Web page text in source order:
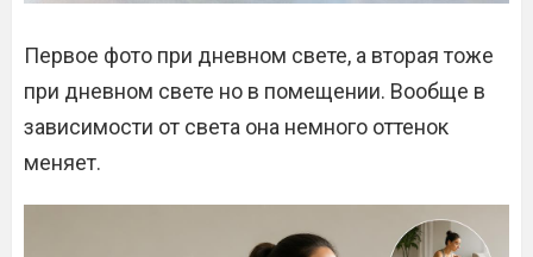
Первое фото при дневном свете, а вторая тоже
при дневном свете но в помещении. Вообще в
зависимости от света она немного оттенок
меняет.